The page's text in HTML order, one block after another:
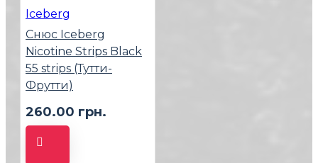
Iceberg
Снюс Iceberg
Nicotine Strips Black
55 strips (Тутти-
Фрутти)
260.00 грн.